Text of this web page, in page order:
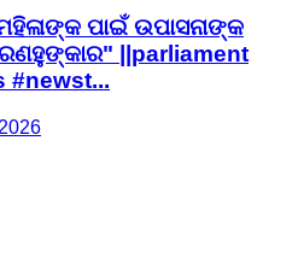
ପାଇଁ ଉପାସନାଙ୍କ
||parliament
#newst...